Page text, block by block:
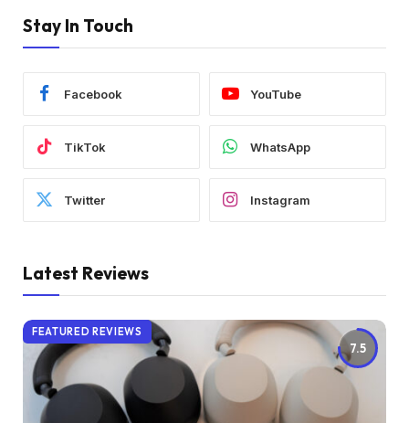
Stay In Touch
Facebook YouTube
TikTok WhatsApp
Twitter Instagram
Latest Reviews
7.5
FEATURED REVIEWS